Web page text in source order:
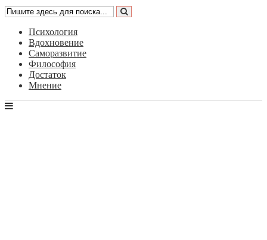
Психология
Вдохновение
Саморазвитие
Философия
Достаток
Мнение